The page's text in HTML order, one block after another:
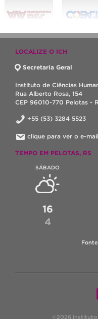
LOCALIZE O ICH
Secretaria Geral
Instituto de Ciências
Rua Alberto Rosa, 154
CEP 96010-770 Pelotas -
+55 (53) 3284 5523
clique para ver o e-mail
TEMPO EM PELOTAS, RS
SÁBADO
16
4
©2026 Instituto